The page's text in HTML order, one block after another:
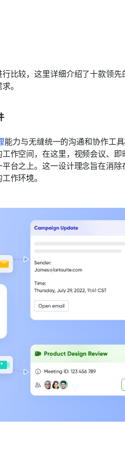
比较，这里详细介绍了十款领先
。
能力与无缝统一的沟通和协作工
作空间，在这里，视频会议、即
台之上。这一设计理念旨在消除
作环境。